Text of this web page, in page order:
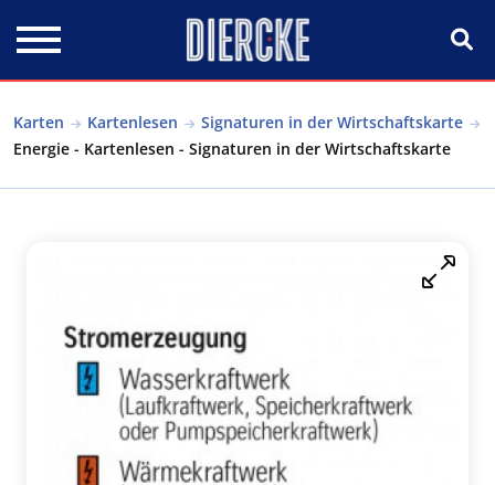
Karten Kartenlesen
Signaturen in der Wirtschaftskarte
Energie - Kartenlesen - Signaturen in der Wirtschaftskarte